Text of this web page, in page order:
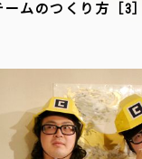
ムのつくり方［3］